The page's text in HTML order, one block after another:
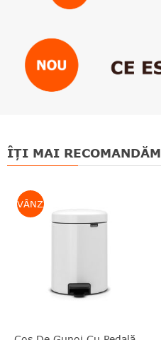
ÎȚI MAI RECOMANDĂM
VÂNZARE